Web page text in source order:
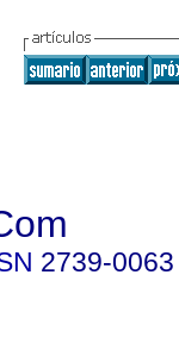
2739-0063